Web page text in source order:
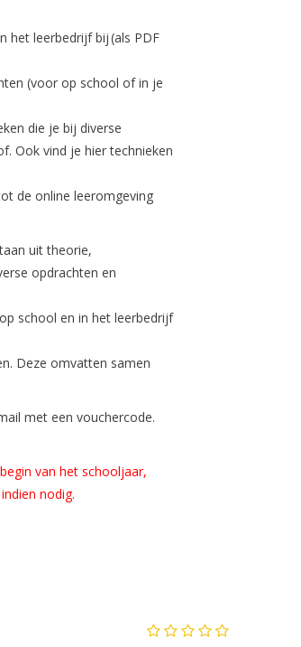
het leerbedrijf bij (als PDF
(voor op school of in je
die je bij diverse
Ook vind je hier technieken
de online leeromgeving
uit theorie,
opdrachten en
school en in het leerbedrijf
Deze omvatten samen
met een vouchercode.
van het schooljaar,
nodig.